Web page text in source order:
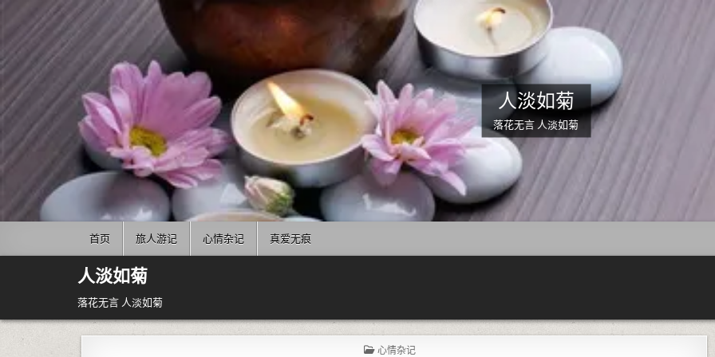
Skip to content
人淡如菊
落花无言 人淡如菊
首页 旅人游记 心情杂记 真爱无痕
人淡如菊
落花无言 人淡如菊
POSTED IN
心情杂记